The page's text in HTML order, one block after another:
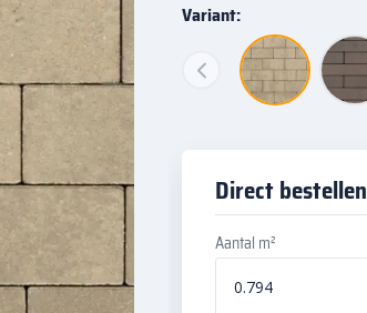
Variant:
Direct bestellen
Aantal m²